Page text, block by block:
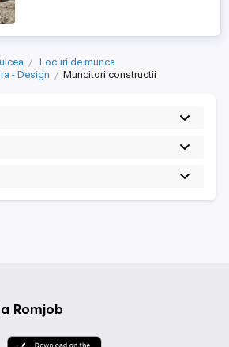
Locuri de munca
- Design
Muncitori constructii
Romjob